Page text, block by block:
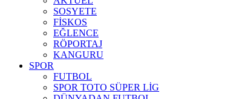
SOSYETE
FİSKOS
EĞLENCE
RÖPORTAJ
KANGURU
SPOR
FUTBOL
SPOR TOTO SÜPER LİG